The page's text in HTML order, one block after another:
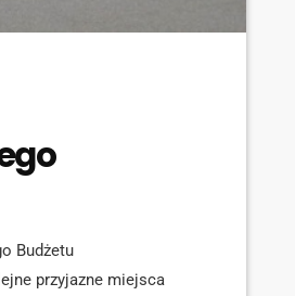
Budżetu
przyjazne miejsca